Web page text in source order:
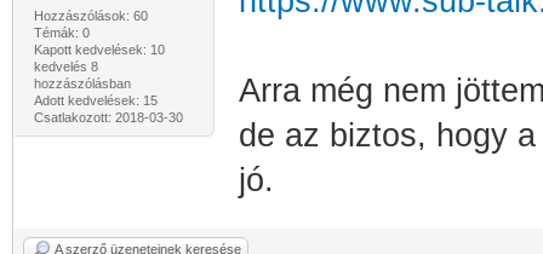
Hozzászólások: 60
Témák: 0
Kapott kedvelések: 10
kedvelés 8
hozzászólásban
Adott kedvelések: 15
Csatlakozott: 2018-03-30
Arra még nem
de az biztos, hogy
jó.
A szerző üzeneteinek keresése